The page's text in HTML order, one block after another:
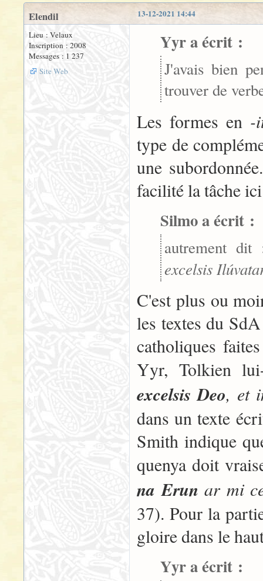
13-12-2021 14:44
Elendil
Lieu : Velaux
Inscription : 2008
Messages : 1 237
Site Web
Yyr a écrit :
J'avais bien
trouver de
Les formes en -
type de
une
facilité la tâche
Silmo a écrit :
autrement
excelsis
C'est plus ou
les textes du
catholiques
Yyr, Tolkien
excelsis Deo, et
dans un texte
Smith indique
quenya doit
na Erun ar mi
37). Pour la
gloire dans le
Yyr a écrit :